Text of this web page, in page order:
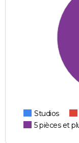
Studios
5 pièces et